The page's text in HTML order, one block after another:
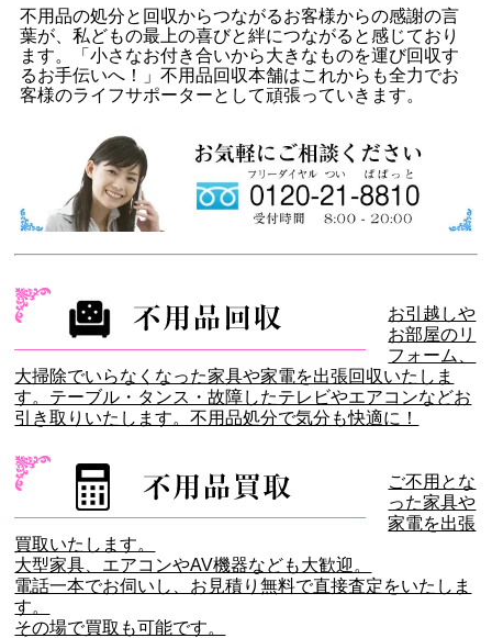
不用品の処分と回収からつながるお客様からの感謝の言
葉が、私どもの最上の喜びと絆につながると感じており
ます。「小さなお付き合いから大きなものを運び回収す
るお手伝いへ！」不用品回収本舗はこれからも全力でお
客様のライフサポーターとして頑張っていきます。
お引越しや
お部屋のリ
フォーム、
大掃除でいらなくなった家具や家電を出張回収いたしま
す。テーブル・タンス・故障したテレビやエアコンなどお
引き取りいたします。不用品処分で気分も快適に！
ご不用とな
った家具や
家電を出張
買取いたします。
大型家具、エアコンやAV機器なども大歓迎。
電話一本でお伺いし、お見積り無料で直接査定をいたしま
す。
その場で買取も可能です。